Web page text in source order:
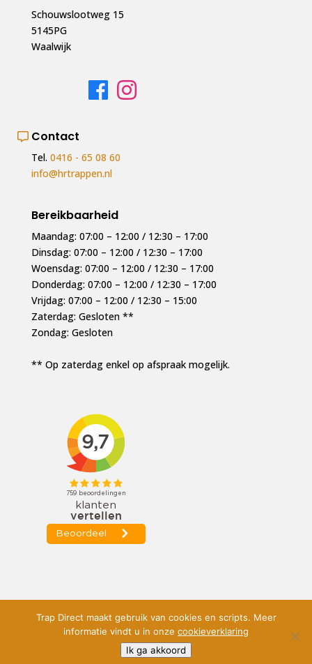
Schouwslootweg 15
5145PG
Waalwijk
Contact
Tel. 0416 - 65 08 60
info@hrtrappen.nl
Bereikbaarheid
Maandag: 07:00 – 12:00 / 12:30 – 17:00
Dinsdag: 07:00 – 12:00 / 12:30 – 17:00
Woensdag: 07:00 – 12:00 / 12:30 – 17:00
Donderdag: 07:00 – 12:00 / 12:30 – 17:00
Vrijdag: 07:00 – 12:00 / 12:30 – 15:00
Zaterdag: Gesloten **
Zondag: Gesloten
** Op zaterdag enkel op afspraak mogelijk.
© 2026Trap Direct-Privacy Policy-
Cookieverklaring
Trap Direct maakt gebruik van cookies en scripts. Meer
informatie vindt u in onze cookieverklaring
Ik ga akkoord